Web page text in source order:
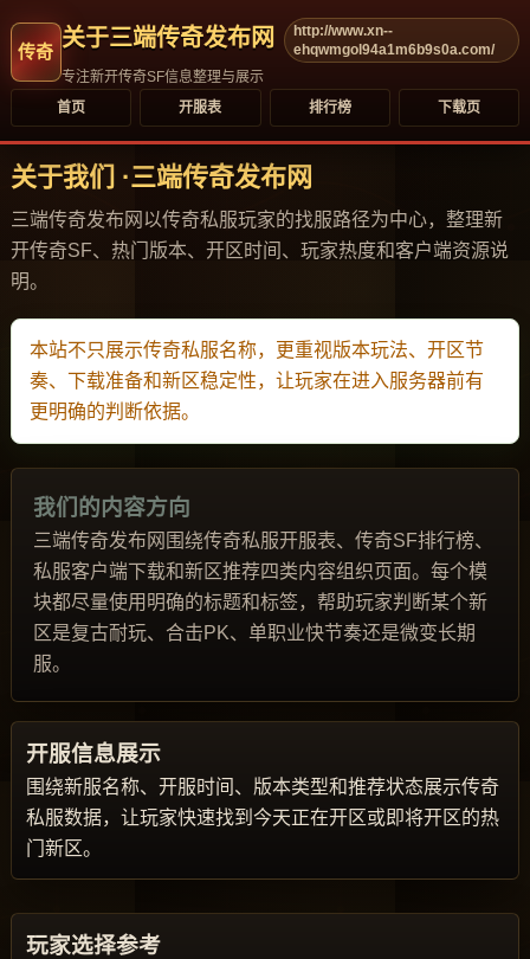
关于三端传奇发布网
http://www.xn--
ehqwmgol94a1m6b9s0a.com/
专注新开传奇SF信息整理与展示
首页
开服表 排行榜 下载页
关于我们 ·三端传奇发布网
三端传奇发布网以传奇私服玩家的找服路径为中心，整理新
开传奇SF、热门版本、开区时间、玩家热度和客户端资源说
明。
本站不只展示传奇私服名称，更重视版本玩法、开区节
奏、下载准备和新区稳定性，让玩家在进入服务器前有
更明确的判断依据。
我们的内容方向
三端传奇发布网围绕传奇私服开服表、传奇SF排行榜、
私服客户端下载和新区推荐四类内容组织页面。每个模
块都尽量使用明确的标题和标签，帮助玩家判断某个新
区是复古耐玩、合击PK、单职业快节奏还是微变长期
服。
开服信息展示
围绕新服名称、开服时间、版本类型和推荐状态展示传奇
私服数据，让玩家快速找到今天正在开区或即将开区的热
门新区。
玩家选择参考